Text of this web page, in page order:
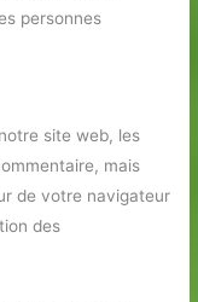
personnes
site web, les
mais
de votre navigateur
des